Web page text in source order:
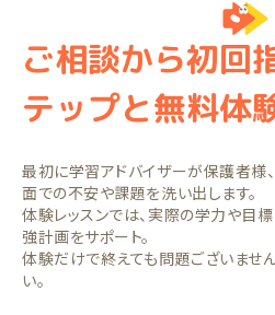
ご相談から初回
テップと無料体
最初に学習アドバイザーが保護者様
面での不安や課題を洗い出します。
体験レッスンでは、実際の学力や目
強計画をサポート。
体験だけで終えても問題ございませ
い。